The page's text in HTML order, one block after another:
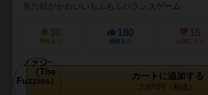
見た目がかわいいもふもふバランスゲーム
30
興味あり
180
経験あり
15
お気に入り
カートに追加する
2,970円（税込）